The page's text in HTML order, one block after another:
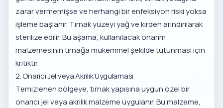
zarar vermemişse ve herhangi bir enfeksiyon riski yoksa
işleme başlanır. Tırnak yüzeyi yağ ve kirden arındırılarak
sterilize edilir. Bu aşama, kullanılacak onarım
malzemesinin tırnağa mükemmel şekilde tutunması için
kritiktir.
2. Onarıcı Jel veya Akrilik Uygulaması
Temizlenen bölgeye, tırnak yapısına uygun özel bir
onarıcı jel veya akrilik malzeme uygulanır. Bu malzeme,